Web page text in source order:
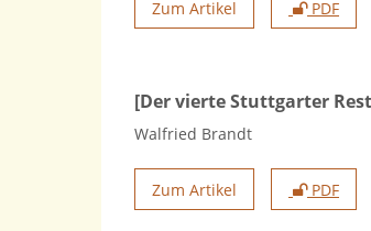
Zum Artikel PDF
[Der vierte Stuttgarter
Walfried Brandt
Zum Artikel PDF